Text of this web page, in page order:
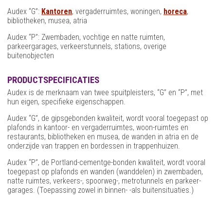
Audex “G”: Kantoren, vergaderruimtes, woningen, horeca,
bibliotheken, musea, atria
Audex “P”: Zwembaden, vochtige en natte ruimten,
parkeergarages, verkeerstunnels, stations, overige
buitenobjecten
PRODUCTSPECIFICATIES
Audex is de merknaam van twee spuitpleisters, “G” en “P”, met
hun eigen, specifieke eigenschappen.
Audex “G”, de gipsgebonden kwaliteit, wordt vooral toegepast op
plafonds in kantoor- en vergaderruimtes, woon-ruimtes en
restaurants, bibliotheken en musea, de wanden in atria en de
onderzijde van trappen en bordessen in trappenhuizen.
Audex “P”, de Portland-cementge-bonden kwaliteit, wordt vooral
toegepast op plafonds en wanden (wanddelen) in zwembaden,
natte ruimtes, verkeers-, spoorweg-, metrotunnels en parkeer-
garages. (Toepassing zowel in binnen- -als buitensituaties.)